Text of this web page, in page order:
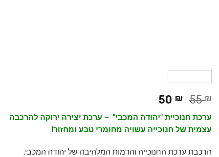
55₪
50 ₪
ערכת חנוכיית "יהודה המכבי" – ערכת יצירה ירוקה להרכבה
עצמית של חנוכייה עשויה מחומרי טבע ומחזור!
הרכבת ערכת החנוכייה והדמות המלהיבה של יהודה המכבי,